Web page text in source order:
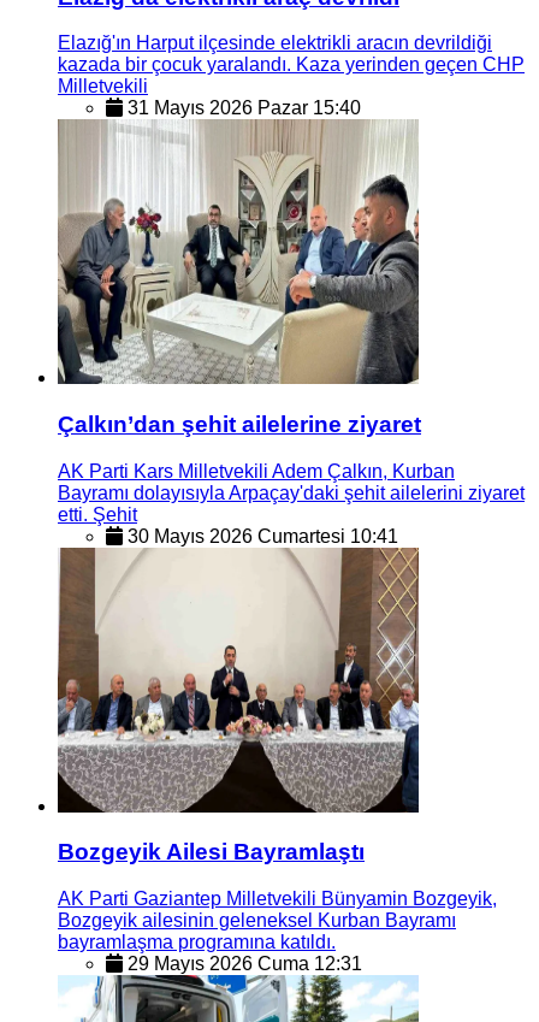
Elazığ'ın Harput ilçesinde elektrikli aracın devrildiği
kazada bir çocuk yaralandı. Kaza yerinden geçen CHP
Milletvekili
31 Mayıs 2026 Pazar 15:40
Çalkın’dan şehit ailelerine ziyaret
AK Parti Kars Milletvekili Adem Çalkın, Kurban
Bayramı dolayısıyla Arpaçay'daki şehit ailelerini ziyaret
etti. Şehit
30 Mayıs 2026 Cumartesi 10:41
Bozgeyik Ailesi Bayramlaştı
AK Parti Gaziantep Milletvekili Bünyamin Bozgeyik,
Bozgeyik ailesinin geleneksel Kurban Bayramı
bayramlaşma programına katıldı.
29 Mayıs 2026 Cuma 12:31